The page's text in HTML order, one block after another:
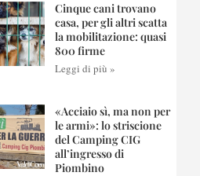
Cinque cani trovano
casa, per gli altri scatta
la mobilitazione: quasi
800 firme
Leggi di più »
«Acciaio sì, ma non per
le armi»: lo striscione
del Camping CIG
all’ingresso di
Piombino